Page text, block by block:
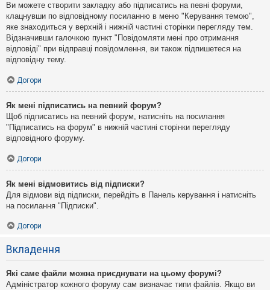
Ви можете створити закладку або підписатись на певні форуми,
клацнувши по відповідному посиланню в меню "Керування темою",
яке знаходиться у верхній і нижній частині сторінки перегляду тем.
Відзначивши галочкою пункт "Повідомляти мені про отримання
відповіді" при відправці повідомлення, ви також підпишетеся на
відповідну тему.
Догори
Як мені підписатись на певний форум?
Щоб підписатись на певний форум, натисніть на посилання
"Підписатись на форум" в нижній частині сторінки перегляду
відповідного форуму.
Догори
Як мені відмовитись від підписки?
Для відмови від підписки, перейдіть в Панель керування і натисніть
на посилання "Підписки".
Догори
Вкладення
Які саме файли можна приєднувати на цьому форумі?
Адміністратор кожного форуму сам визначає типи файлів. Якщо ви